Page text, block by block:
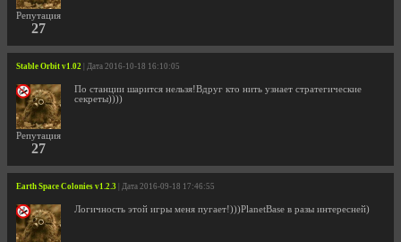
Репутация
27
Stable Orbit v1.02 | Дата 2016-10-18 16:10:05
Репутация
27
По станции шарится нельзя!Вдруг кто нить узнает стратегические
секреты))))
Earth Space Colonies v1.2.3 | Дата 2016-09-18 17:46:55
Логичность этой игры меня пугает!)))PlanetBase в разы интересней)